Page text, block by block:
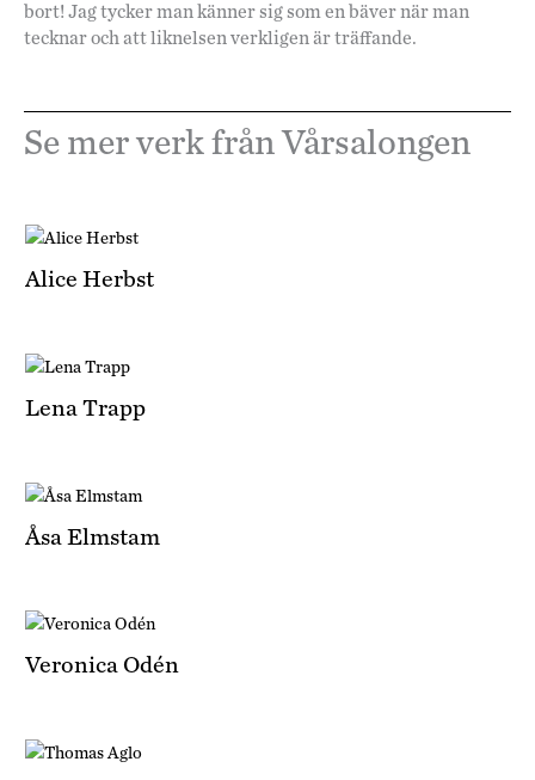
bort! Jag tycker man känner sig som en bäver när man
tecknar och att liknelsen verkligen är träffande.
Se mer verk från Vårsalongen
Alice Herbst
Lena Trapp
Åsa Elmstam
Veronica Odén